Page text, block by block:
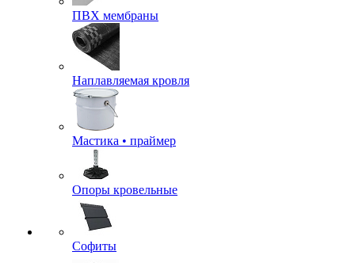
ПВХ мембраны
Наплавляемая кровля
Мастика • праймер
Опоры кровельные
Софиты